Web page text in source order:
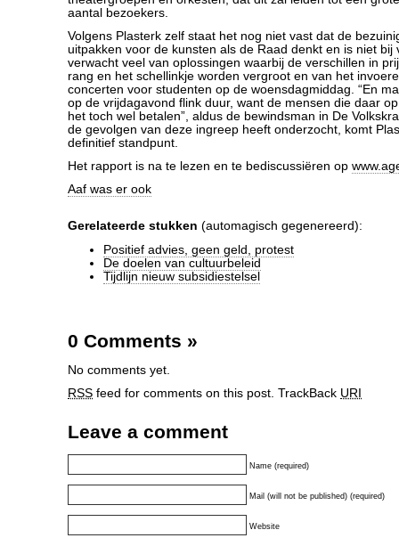
aantal bezoekers.
Volgens Plasterk zelf staat het nog niet vast dat de
uitpakken voor de kunsten als de Raad denkt en is niet bij
verwacht veel van oplossingen waarbij de verschillen in
rang en het schellinkje worden vergroot en van het
concerten voor studenten op de woensdagmiddag. “En
op de vrijdagavond flink duur, want de mensen die daar
het toch wel betalen”, aldus de bewindsman in De
de gevolgen van deze ingreep heeft onderzocht, komt
definitief standpunt.
Het rapport is na te lezen en te bediscussiëren op
Aaf was er ook
Gerelateerde stukken (automagisch gegenereerd):
Positief advies, geen geld, protest
De doelen van cultuurbeleid
Tijdlijn nieuw subsidiestelsel
0 Comments »
No comments yet.
RSS feed for comments on this post. TrackBack URI
Leave a comment
Name (required)
Mail (will not be published) (required)
Website